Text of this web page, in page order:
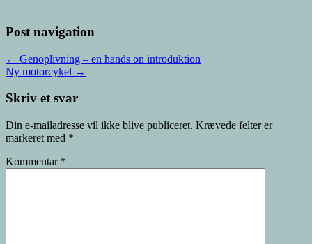
Post navigation
← Genoplivning – en hands on introduktion
Ny motorcykel →
Skriv et svar
Din e-mailadresse vil ikke blive publiceret. Krævede felter er
markeret med *
Kommentar *